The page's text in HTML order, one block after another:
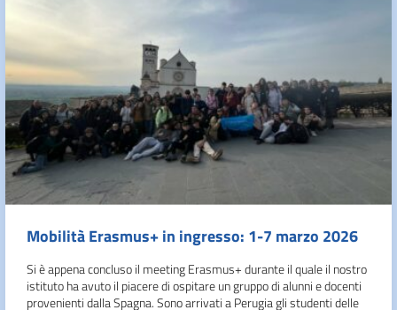
Mobilità Erasmus+ in ingresso: 1-7 marzo 2026
Si è appena concluso il meeting Erasmus+ durante il quale il nostro
istituto ha avuto il piacere di ospitare un gruppo di alunni e docenti
provenienti dalla Spagna. Sono arrivati a Perugia gli studenti delle